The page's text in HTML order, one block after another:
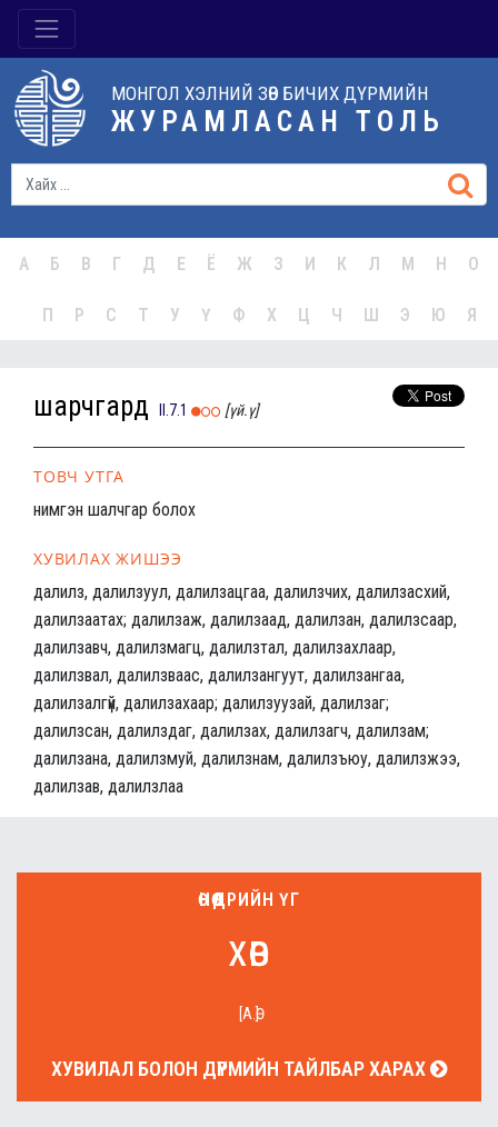
МОНГОЛ ХЭЛНИЙ ЗӨВ БИЧИХ ДҮРМИЙН
ЖУРАМЛАСАН ТОЛЬ
А Б В Г Д Е Ё Ж З И К Л М Н О
П Р С Т У Ү Ф Х Ц Ч Ш Э Ю Я
шарчгард II.7.1 [үй.ү]
ТОВЧ УТГА
нимгэн шалчгар болох
ХУВИЛАХ ЖИШЭЭ
далилз, далилзуул, далилзацгаа, далилзчих, далилзасхий,
далилзаатах; далилзаж, далилзаад, далилзан, далилзсаар,
далилзавч, далилзмагц, далилзтал, далилзахлаар,
далилзвал, далилзваас, далилзангуут, далилзангаа,
далилзалгүй, далилзахаар; далилзуузай, далилзаг;
далилзсан, далилздаг, далилзах, далилзагч, далилзам;
далилзана, далилзмуй, далилзнам, далилзъюу, далилзжээ,
далилзав, далилзлаа
ӨНӨӨДРИЙН ҮГ
хөв
[А.Ө]
ХУВИЛАЛ БОЛОН ДҮРМИЙН ТАЙЛБАР ХАРАХ